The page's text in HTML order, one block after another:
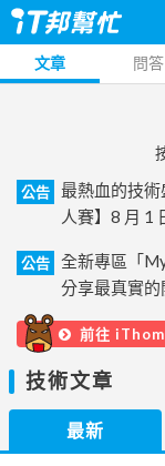
文章 問答
公告
最熱血的技
人賽】8 月 1
公告
全新專區「
分享最真實
前往
技術文章
最新